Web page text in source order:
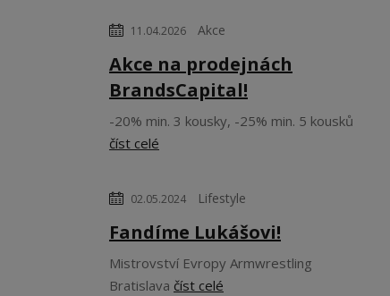
11.04.2026 Akce
Akce na prodejnách
BrandsCapital!
-20% min. 3 kousky, -25% min. 5 kousků
číst celé
02.05.2024 Lifestyle
Fandíme Lukášovi!
Mistrovství Evropy Armwrestling
Bratislava číst celé